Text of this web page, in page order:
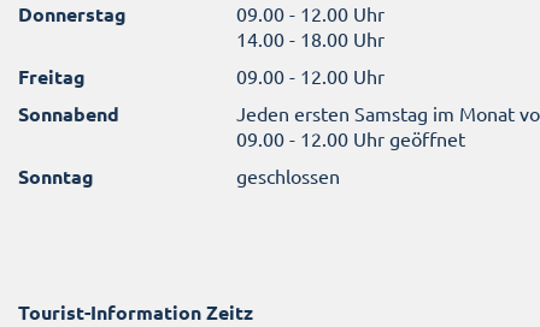
Donnerstag
09.00 - 12.00 Uhr
14.00 - 18.00 Uhr
Freitag 09.00 - 12.00 Uhr
Sonnabend
Jeden ersten Samstag im Monat
09.00 - 12.00 Uhr geöffnet
Sonntag geschlossen
Tourist-Information Zeitz